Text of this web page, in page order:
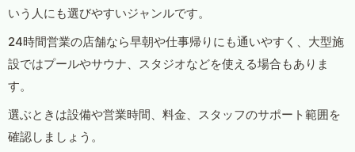
いう人にも選びやすいジャンルです。
24時間営業の店舗なら早朝や仕事帰りにも通いやすく、大型施
設ではプールやサウナ、スタジオなどを使える場合もありま
す。
選ぶときは設備や営業時間、料金、スタッフのサポート範囲を
確認しましょう。